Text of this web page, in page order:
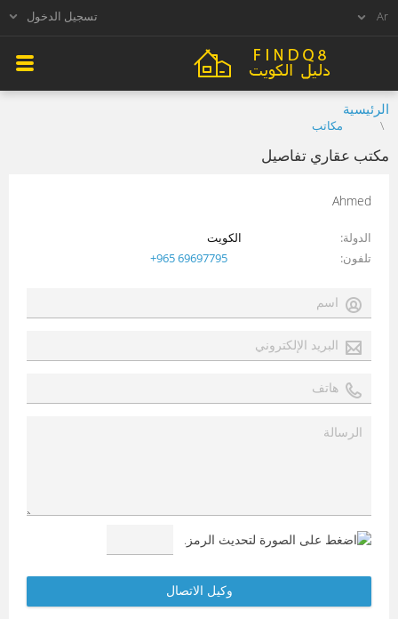
تسجيل الدخول
الرئيسية
مكاتب
مكتب عقاري تفاصيل
Ahmed
الدولة
الكويت
تلفون
+965 69697795